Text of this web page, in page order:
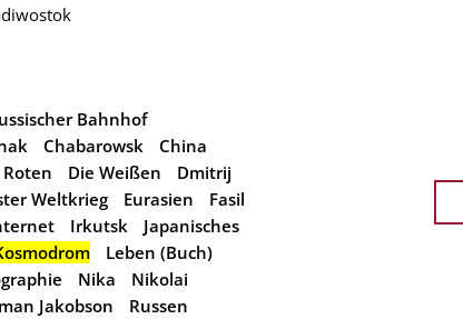
Bahnhof
Chabarowsk
China
Roten Die Weißen
Dmitrij
Weltkrieg Eurasien
Fasil
Irkutsk
Japanisches
Leben (Buch)
Nika
Nikolai
Jakobson
Russen